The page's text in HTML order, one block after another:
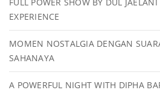
EXPERIENCE
MOMEN NOSTALGIA DENGAN
SAHANAYA
A POWERFUL NIGHT WITH DIPHA